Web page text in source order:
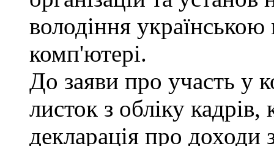
володіння
комп'ютері.
До заяви про участь у
листок з обліку
декларація про доходи